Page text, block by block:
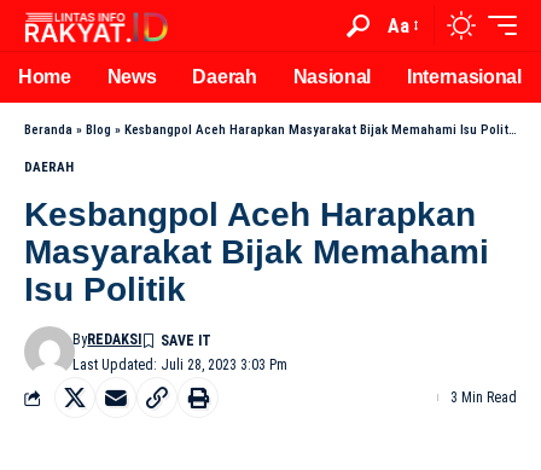
Aa
Home News Daerah Nasional Internasional
Beranda » Blog » Kesbangpol Aceh Harapkan Masyarakat Bijak Memahami Isu Politik
DAERAH
Kesbangpol Aceh Harapkan
Masyarakat Bijak Memahami
Isu Politik
Last Updated: Juli 28, 2023 3:03 Pm
ByREDAKSI
3 Min Read